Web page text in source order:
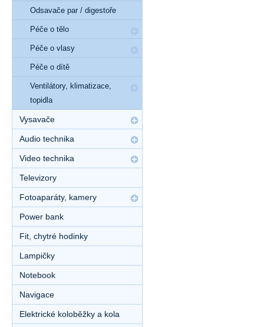
Odsavače par / digestoře
Péče o tělo
Péče o vlasy
Péče o dítě
Ventilátory, klimatizace,
topidla
Vysavače
Audio technika
Video technika
Televizory
Fotoaparáty, kamery
Power bank
Fit, chytré hodinky
Lampičky
Notebook
Navigace
Elektrické koloběžky a kola